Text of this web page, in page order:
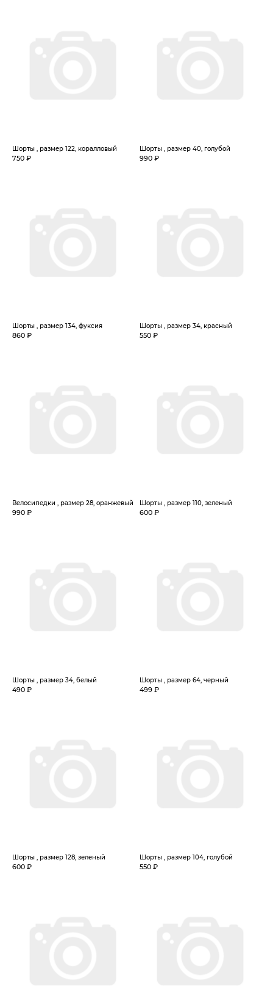
Шорты , размер 122, коралловый
750 ₽
Шорты , размер 40, голубой
990 ₽
Шорты , размер 134, фуксия
860 ₽
Шорты , размер 34, красный
550 ₽
Велосипедки , размер 28, оранжевый
990 ₽
Шорты , размер 110, зеленый
600 ₽
Шорты , размер 34, белый
490 ₽
Шорты , размер 64, черный
499 ₽
Шорты , размер 128, зеленый
600 ₽
Шорты , размер 104, голубой
550 ₽